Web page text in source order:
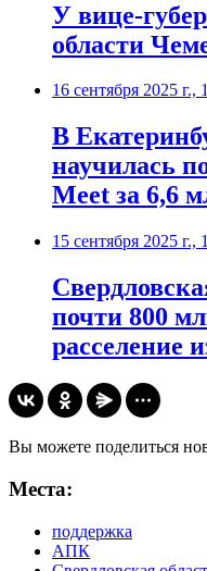
У вице-
области
16 сентября 2025 г.,
В
научилась
Meet за 6,6
15 сентября 2025 г.,
почти 800
расселение
Вы можете поделиться
Места:
поддержка
АПК